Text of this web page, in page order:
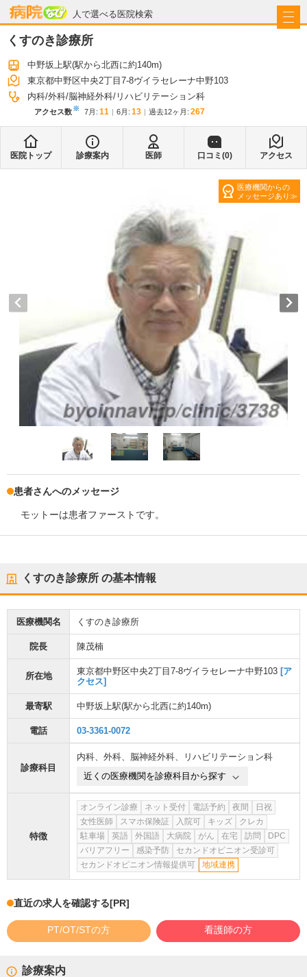
人で選べる医院検索
病院なび
くすのき診療所
中野坂上駅(駅から北西に約140m)
東京都中野区中央2丁目7-8ヴイラセレーナ中野103
内科 外科 脳神経外科 リハビリテーション科
アクセス数※ 7月 : 11 6月 : 13 過去12ヶ月: 267
医院トップ 診療案内 医師 口コミ(0) アクセス
医療機関からの
メッセージあり
患者さんへのメッセージ
モットーは患者ファーストです。
くすのき診療所 の基本情報
医療機関名 くすのき診療所
院長 陳茂楠
所在地 東京都中野区中央2丁目7-8ヴイラセレーナ中野103 [ア
クセス]
最寄駅 中野坂上駅(駅から北西に約140m)
電話 03-3361-0072
診療科目
内科、 外科、 脳神経外科、
リハビリテーション科
近くの医療機関を診療科目から探す
特徴
オンライン診療 ネット受付 電話予約 夜間
日祝
女性医師
スマホ保険証 入院可 キッズ
クレカ
駐車場
英語 外国語 大病院 がん 在宅 訪問
DPC
バリアフリー
感染予防
セカンドオピニオン受診可
セカンドオピニオン情報提供可
地域連携
直近の求人を確認する[PR]
PT/OT/STの方 看護師の方
診療案内